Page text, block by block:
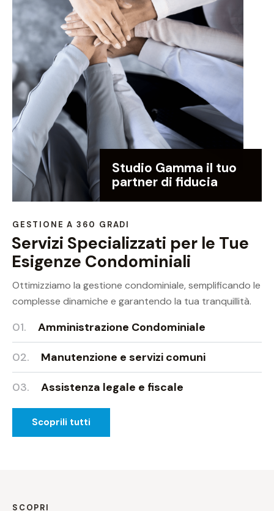
Studio Gamma il tuo
partner di fiducia
GESTIONE A 360 GRADI
Servizi Specializzati per le Tue
Esigenze Condominiali
Ottimizziamo la gestione condominiale, semplificando le
complesse dinamiche e garantendo la tua tranquillità.
01. Amministrazione Condominiale
02. Manutenzione e servizi comuni
03. Assistenza legale e fiscale
Scoprili tutti
SCOPRI